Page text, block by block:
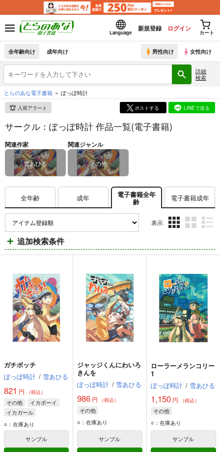
Language
新規登録 ログイン
カート
全年齢向け 成年向け 男性向け 女性向け
詳細
検索
とらのあな電子書籍
ぽっぽ時計
入荷アラート ポストする LINEで送る
サークル：ぽっぽ時計 作品一覧(電子書籍)
関連作家
雪あひる
関連ジャンル
その他
全年齢 成年 電子書籍全年
齢 電子書籍成年
表示
ム
表
ム
表
ム
表
追加検索条件
ガチボッチ
ぽっぽ時計 / 雪あひる
821 円 （税込）
その他
イカボーイ
イカガール
○：在庫あり
サンプル
ジャッジくんにわいろ
きんを
ぽっぽ時計 / 雪あひる
986 円 （税込）
その他
○：在庫あり
サンプル
ローラーメランコリー
1
ぽっぽ時計 / 雪あひる
1,150円 （税込）
その他
○：在庫あり
サンプル